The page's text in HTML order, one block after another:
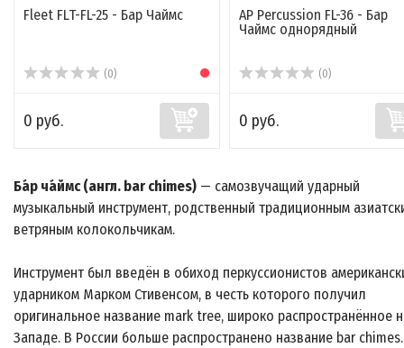
Fleet FLT-FL-25 - Бар Чаймс
(0)
0 руб.
AP Percussion FL-36 - Бар
Чаймс однорядный
(0)
0 руб.
Ба́р ча́ймс (англ. bar chimes) — самозвучащий ударный
музыкальный инструмент, родственный традиционным
ветряным колокольчикам.
Инструмент был введён в обиход перкуссионистов
ударником Марком Стивенсом, в честь которого получил
оригинальное название mark tree, широко распространённое
Западе. В России больше распространено название bar chimes.